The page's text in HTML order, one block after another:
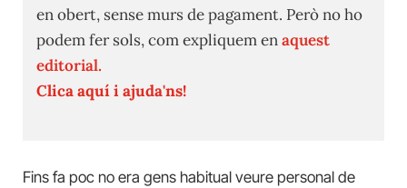
en obert, sense murs de pagament. Però no ho
podem fer sols, com expliquem enaquest
editorial.
Clica aquí i ajuda'ns!
Fins fa poc no era gens habitual veure personal de